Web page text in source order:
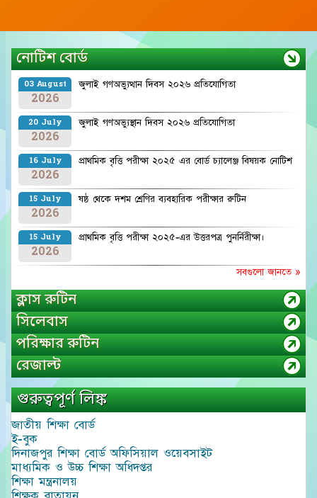
নোটিশ বোর্ড
03 August
2026
জুলাই গণঅভ্যুত্থান দিবস ২০২৬ প্রতিযোগিতা
20 July
2026
জুলাই গণঅভ্যুস্থান দিবস ২০২৬ প্রতিযোগিতা
16 July
2026
প্রাথমিক বৃত্তি পরীক্ষা ২০২৫ এর বোর্ড চ্যালেঞ্জ বিষয়ক নোটিশ
15 July
2026
ষষ্ঠ থেকে দশম শ্রেণির ব্যবহারিক পরীক্ষার রুটিন
15 July
2026
প্রাথমিক বৃত্তি পরীক্ষা ২০২৫-এর উত্তরপত্র পুনর্নিরীক্ষা।
সবগুলো জানতে »
ক্লাস রুটিন
সিলেবাস
পরিক্ষার রুটিন
রেজাল্ট
গুরুত্বপূর্ণ লিঙ্ক
জাতীয় শিক্ষা বোর্ড
ই-বুক
দিনাজপুর শিক্ষা বোর্ড অফিসিয়াল ওয়েবসাইট
মাধ্যমিক ও উচ্চ শিক্ষা অধিদপ্তর
শিক্ষা মন্ত্রনালয়